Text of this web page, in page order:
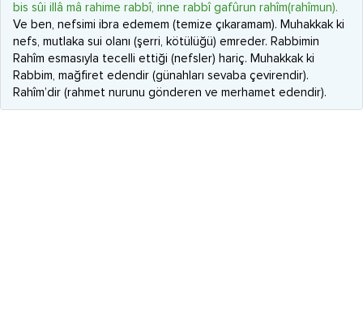
bis sûi illâ mâ rahime rabbî, inne rabbî gafûrun rahîm(rahîmun).
Ve ben, nefsimi ibra edemem (temize çıkaramam). Muhakkak ki
nefs, mutlaka sui olanı (şerri, kötülüğü) emreder. Rabbimin
Rahîm esmasıyla tecelli ettiği (nefsler) hariç. Muhakkak ki
Rabbim, mağfiret edendir (günahları sevaba çevirendir).
Rahîm’dir (rahmet nurunu gönderen ve merhamet edendir).